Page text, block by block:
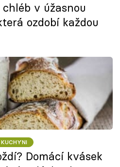
v úžasnou
ozdobí každou
Domácí kvásek